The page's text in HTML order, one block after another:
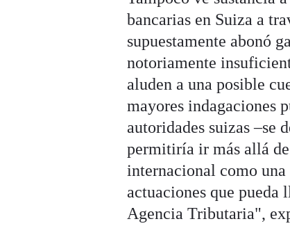
bancarias en Suiza a
supuestamente abonó
notoriamente
aluden a una posible
mayores indagaciones
autoridades suizas –se
permitiría ir más allá
internacional como una
actuaciones que pueda
Agencia Tributaria",